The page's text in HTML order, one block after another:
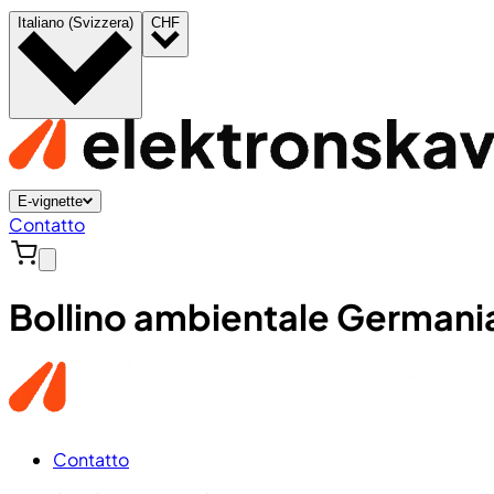
Italiano (Svizzera) CHF
E-vignette
Contatto
Bollino ambientale
Contatto